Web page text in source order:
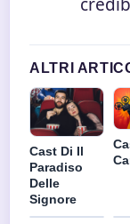
ALTRI
Cast Di Il
Paradiso
Delle
Signore